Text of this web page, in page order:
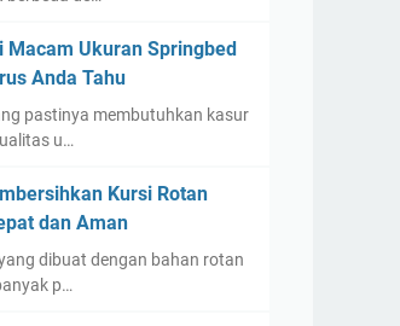
Macam Ukuran Springbed
Anda Tahu
pastinya membutuhkan kasur
u…
Kursi Rotan
dan Aman
dibuat dengan bahan rotan
p…